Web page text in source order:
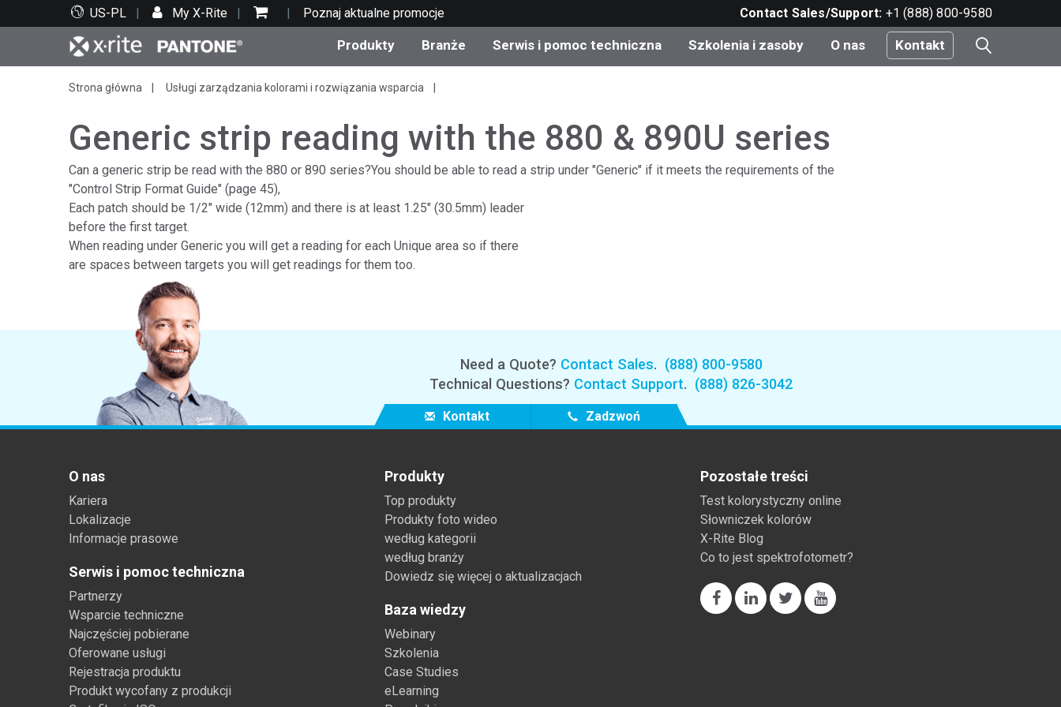
US-PL My X-Rite Poznaj aktualne promocje Contact Sales/Support: +1 (888) 800-9580
Produkty
Top produkty Kategorie produktów
aktualizacje
Aktualne promocje
Branże
Druk i opakowania
Motoryzacja
Tworzywa sztuczne
Farby i powłoki
Tekstylia
Cosmetic Manufacturers Elektronika użytkowa
Branża papiernicza
Materiały budowlane
Dobra trwałe
Serwis i pomoc techniczna
Wsparcie techniczne Serwis i utrzymanie
Szkolenia i zasoby
Zasoby edukacyjne Szkolenie
Brand Experience Center
O nas Kontakt
Strona główna Usługi zarządzania kolorami i rozwiązania wsparcia
Generic strip reading with the 880 & 890U series
Can a generic strip be read with the 880 or 890 series?You should be able to read a strip under "Generic" if it meets the requirements of the
"Control Strip Format Guide" (page 45),
Each patch should be 1/2" wide (12mm) and there is at least 1.25" (30.5mm) leader
before the first target.
When reading under Generic you will get a reading for each Unique area so if there
are spaces between targets you will get readings for them too.
Need a Quote? Contact Sales. (888) 800-9580
Technical Questions? Contact Support. (888) 826-3042
Kontakt Zadzwoń
O nas
Kariera
Lokalizacje
Informacje prasowe
Serwis i pomoc techniczna
Partnerzy
Wsparcie techniczne
Najczęściej pobierane
Oferowane usługi
Rejestracja produktu
Produkt wycofany z produkcji
Produkty
Top produkty
Produkty foto wideo
według kategorii
według branży
Dowiedz się więcej o aktualizacjach
Baza wiedzy
Webinary
Szkolenia
Case Studies
eLearning
Pozostałe treści
Test kolorystyczny online
Słowniczek kolorów
X-Rite Blog
Co to jest spektrofotometr?